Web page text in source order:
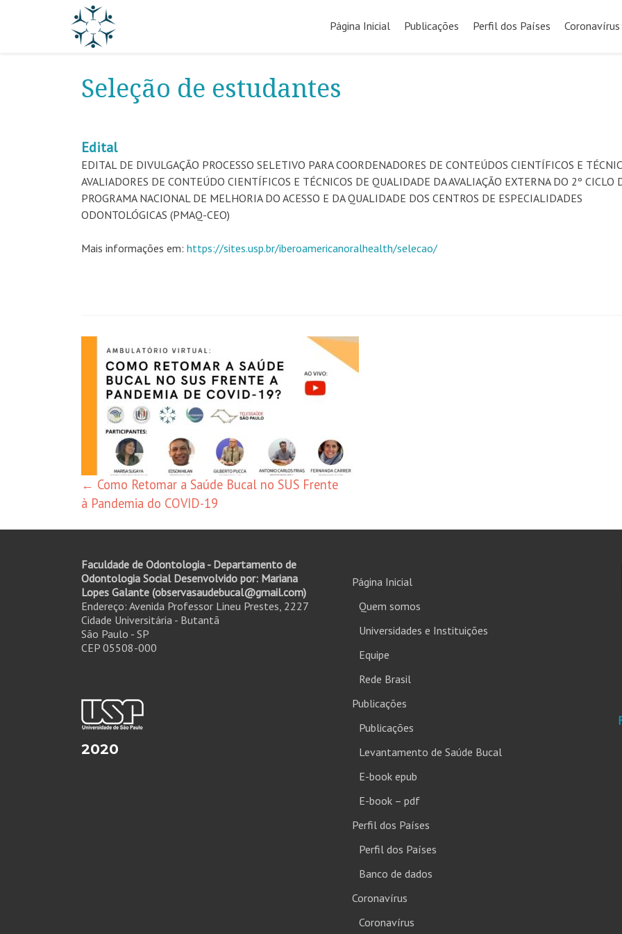
para
Página Inicial Publicações Perfil dos Países Coronavírus
Seleção de estudantes
Edital
EDITAL DE DIVULGAÇÃO PROCESSO SELETIVO PARA COORDENADORES DE CONTEÚDOS CIENTÍFICOS E
AVALIADORES DE CONTEÚDO CIENTÍFICOS E TÉCNICOS DE QUALIDADE DA AVALIAÇÃO EXTERNA DO 2º CICLO
PROGRAMA NACIONAL DE MELHORIA DO ACESSO E DA QUALIDADE DOS CENTROS DE ESPECIALIDADES
ODONTOLÓGICAS (PMAQ-CEO)
Mais informações em: https://sites.usp.br/iberoamericanoralhealth/selecao/
Navegação
posts
← Como Retomar a Saúde Bucal no SUS Frente
à Pandemia do COVID-19
Faculdade de Odontologia - Departamento de
Odontologia Social Desenvolvido por: Mariana
Lopes Galante (observasaudebucal@gmail.com)
Endereço: Avenida Professor Lineu Prestes, 2227
Cidade Universitária - Butantã
São Paulo - SP
CEP 05508-000
2020
Página Inicial
Quem somos
Universidades e Instituições
Equipe
Rede Brasil
Publicações
Publicações
Levantamento de Saúde Bucal
E-book epub
E-book – pdf
Perfil dos Países
Perfil dos Países
Banco de dados
Coronavírus
Coronavírus